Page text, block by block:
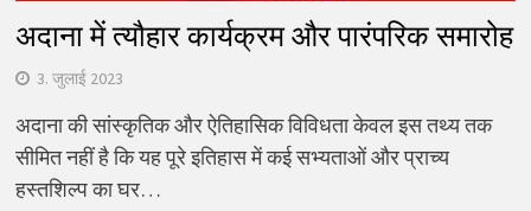
अदाना में त्यौहार कार्यक्रम और पारंपरिक समारोह
3. जुलाई 2023
अदाना की सांस्कृतिक और ऐतिहासिक विविधता केवल इस तथ्य तक
सीमित नहीं है कि यह पूरे इतिहास में कई सभ्यताओं और प्राच्य
हस्तशिल्प का घर…